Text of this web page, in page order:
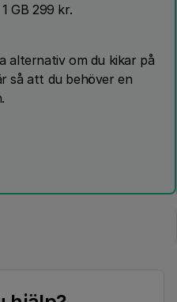
GB 299 kr.
alternativ om du kikar på
så att du behöver en